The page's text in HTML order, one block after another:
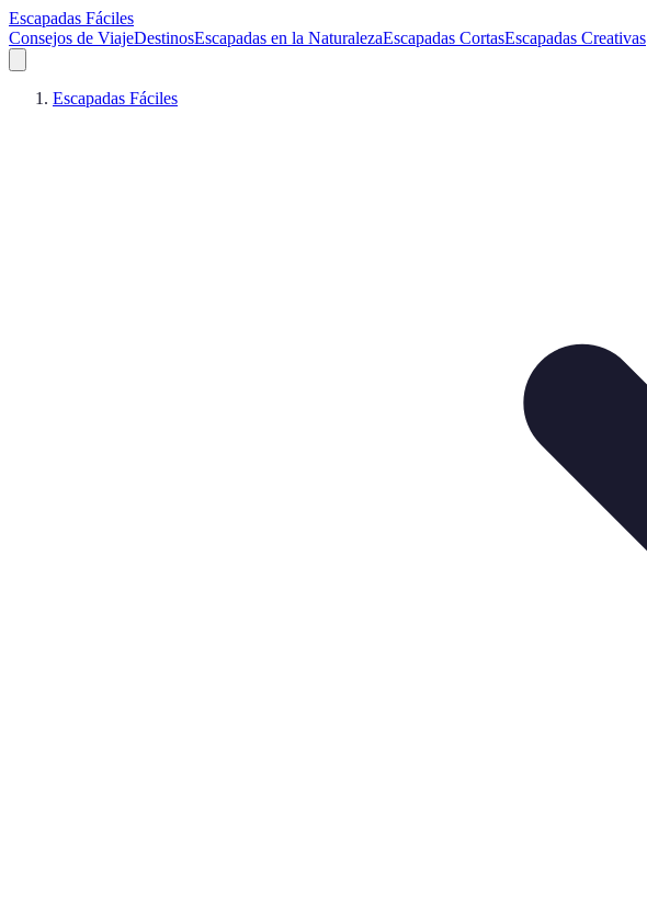
Escapadas Fáciles
Consejos de ViajeDestinosEscapadas en la NaturalezaEscapadas CortasEscapadas Creativas
Escapadas Fáciles